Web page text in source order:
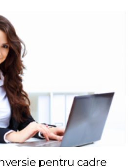
pentru cadre